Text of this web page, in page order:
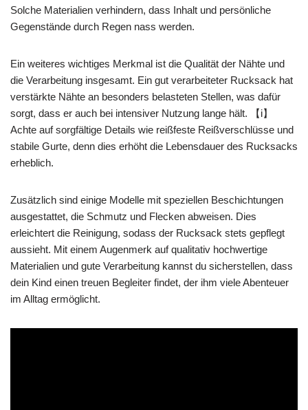
Solche Materialien verhindern, dass Inhalt und persönliche
Gegenstände durch Regen nass werden.
Ein weiteres wichtiges Merkmal ist die Qualität der Nähte und
die Verarbeitung insgesamt. Ein gut verarbeiteter Rucksack hat
verstärkte Nähte an besonders belasteten Stellen, was dafür
sorgt, dass er auch bei intensiver Nutzung lange hält. 【i】
Achte auf sorgfältige Details wie reißfeste Reißverschlüsse und
stabile Gurte, denn dies erhöht die Lebensdauer des Rucksacks
erheblich.
Zusätzlich sind einige Modelle mit speziellen Beschichtungen
ausgestattet, die Schmutz und Flecken abweisen. Dies
erleichtert die Reinigung, sodass der Rucksack stets gepflegt
aussieht. Mit einem Augenmerk auf qualitativ hochwertige
Materialien und gute Verarbeitung kannst du sicherstellen, dass
dein Kind einen treuen Begleiter findet, der ihm viele Abenteuer
im Alltag ermöglicht.